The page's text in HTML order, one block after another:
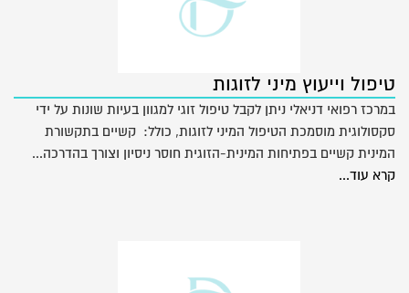
טיפול וייעוץ מיני לזוגות
במרכז רפואי דניאלי ניתן לקבל טיפול זוגי למגוון בעיות שונות על ידי
סקסולוגית מוסמכת הטיפול המיני לזוגות, כולל: קשיים בתקשורת
המינית קשיים בפתיחות המינית-הזוגית חוסר ניסיון וצורך בהדרכה...
קרא עוד...